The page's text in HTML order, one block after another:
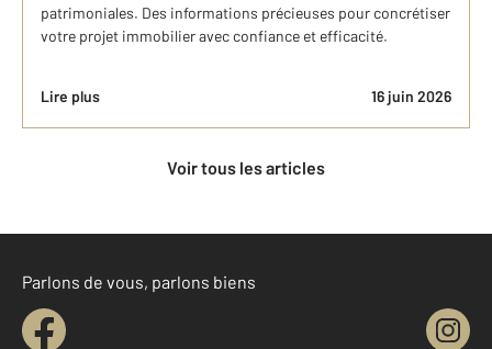
patrimoniales. Des informations précieuses pour concrétiser
votre projet immobilier avec confiance et efficacité.
Lire plus 16 juin 2026
Voir tous les articles
Parlons de vous, parlons biens